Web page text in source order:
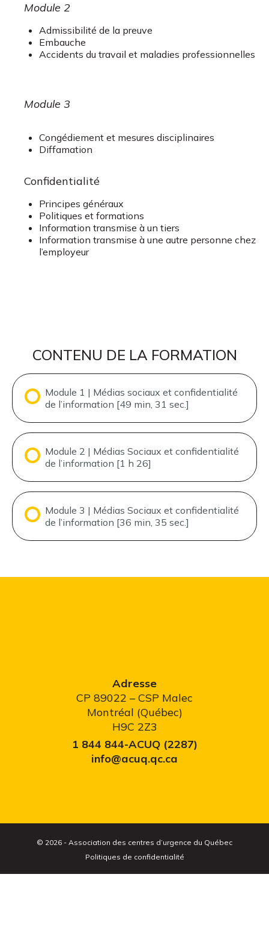
Module 2
Admissibilité de la preuve
Embauche
Accidents du travail et maladies professionnelles
Module 3
Congédiement et mesures disciplinaires
Diffamation
Confidentialité
Principes généraux
Politiques et formations
Information transmise à un tiers
Information transmise à une autre personne chez
l’employeur
CONTENU DE LA FORMATION
Module 1 | Médias sociaux et confidentialité
de l’information [49 min, 31 sec.]
Module 2 | Médias Sociaux et confidentialité
de l’information [1 h 26]
Module 3 | Médias Sociaux et confidentialité
de l’information [36 min, 35 sec.]
Adresse
CP 89022 – CSP Malec
Montréal (Québec)
H9C 2Z3
1 844 844-ACUQ (2287)
info@acuq.qc.ca
© 2026 - Association des centres d’urgence du Québec
Politiques de confidentialité